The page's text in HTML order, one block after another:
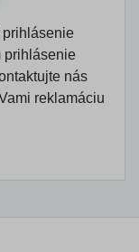
prihlásenie
prihlásenie
nás
reklamáciu